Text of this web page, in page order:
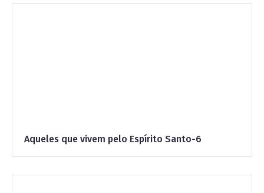
Aqueles que vivem pelo Espírito Santo-6